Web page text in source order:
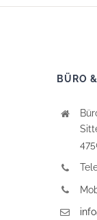
BÜRO